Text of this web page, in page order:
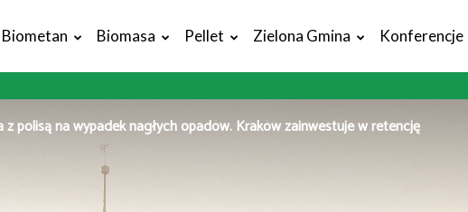
Biometan Biomasa Pellet Zielona Gmina Konferencje
polisą na wypadek nagłych opadów. Kraków zainwestuje w retencję